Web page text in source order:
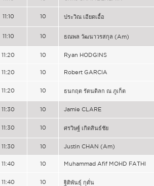
11:10 10 ประวิณ เอียดเอื้อ
11:10 10 ธณพล วัฒนาวรสกุล (Am)
11:20 10 Ryan HODGINS
11:20 10 Robert GARCIA
11:20 10 ธนกฤต รัตนดิลก ณ ภูเก็ต
11:30 10 Jamie CLARE
11:30 10 ศรวิษฐ์ เกิดสินธ์ชัย
11:30 10 Justin CHAN (Am)
11:40 10 Muhammad Afif MOHD FATHI
11:40 10 ฐิติพันธุ์ กุดั่น